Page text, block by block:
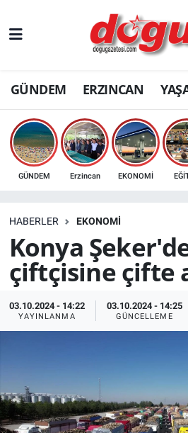
GÜNDEM ERZINCAN
GÜNDEM Erzincan EKONOMİ
HABERLER EKONOMİ
Konya
çiftçisine çifte
03.10.2024 - 14:22
YAYINLANMA
03.10.2024 - 14:25
GÜNCELLEME
ERZINCAN
GÜNDEM
ERZİNCAN FOTOĞRAFLARI
SAĞLIK
Bilim, teknoloji
GENEL
Yerel Haber
Politika